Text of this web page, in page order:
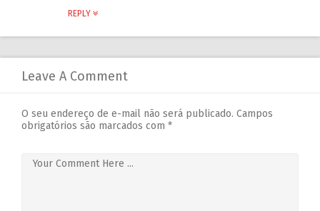
REPLY
Leave A Comment
O seu endereço de e-mail não será publicado. Campos
obrigatórios são marcados com *